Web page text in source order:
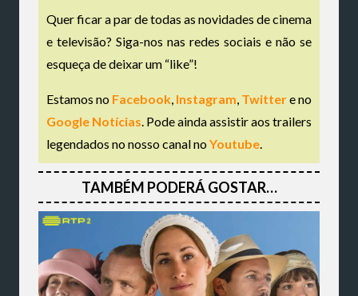
Quer ficar a par de todas as novidades de cinema
e televisão? Siga-nos nas redes sociais e não se
esqueça de deixar um “like”!
Estamos no Facebook Instagram Twittere no
Google Notícias . Pode ainda assistir aos trailers
legendados no nosso canal noYoutube
TAMBÉM PODERÁ GOSTAR…